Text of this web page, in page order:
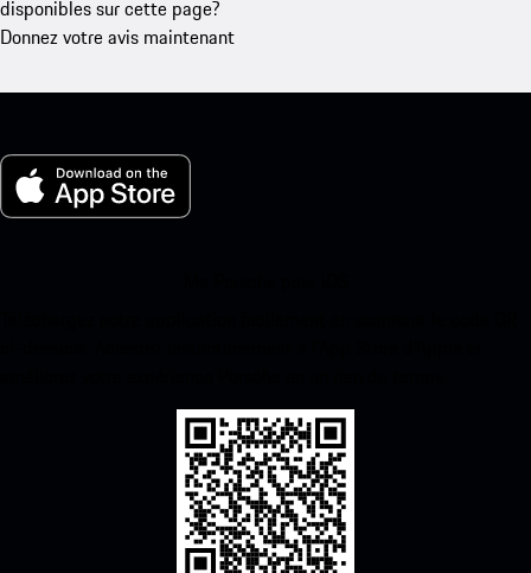
disponibles sur cette page?
Donnez votre avis maintenant